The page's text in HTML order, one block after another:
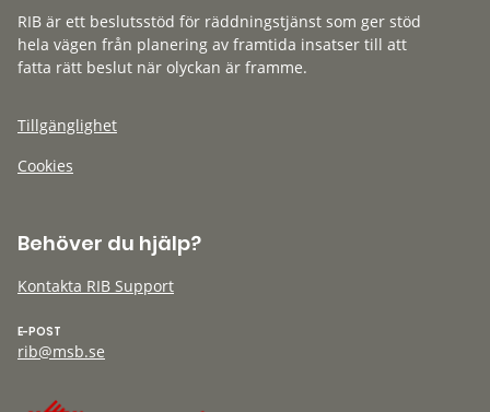
RIB är ett beslutsstöd för räddningstjänst som ger stöd
hela vägen från planering av framtida insatser till att
fatta rätt beslut när olyckan är framme.
Tillgänglighet
Cookies
Behöver du hjälp?
Kontakta RIB Support
E-POST
rib@msb.se